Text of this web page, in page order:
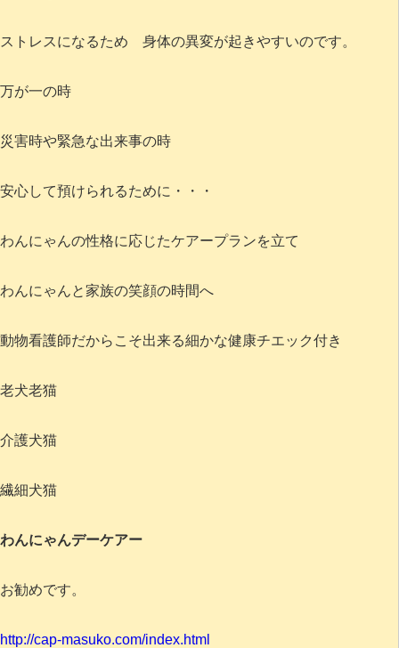
ストレスになるため 身体の異変が起きやすいのです。
万が一の時
災害時や緊急な出来事の時
安心して預けられるために・・・
わんにゃんの性格に応じたケアープランを立て
わんにゃんと家族の笑顔の時間へ
動物看護師だからこそ出来る細かな健康チエック付き
老犬老猫
介護犬猫
繊細犬猫
わんにゃんデーケアー
お勧めです。
http://cap-masuko.com/index.html